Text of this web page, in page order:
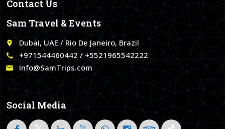
Contact Us
Sam Travel & Events
place Dubai, UAE / Rio De Janeiro, Brazil
call +971544460442 / +5521965542222
email Info@SamTrips.com
Social Media